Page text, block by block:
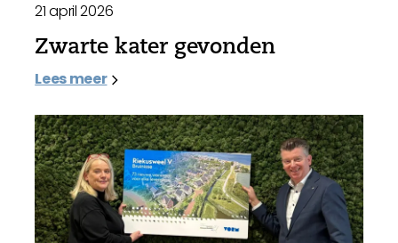
21 april 2026
Zwarte kater gevonden
Lees meer